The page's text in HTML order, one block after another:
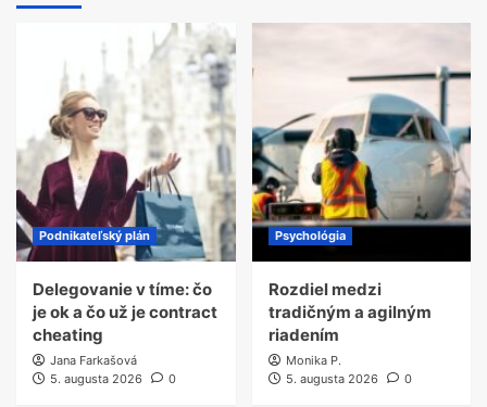
Podnikateľský plán
Delegovanie v tíme: čo
je ok a čo už je contract
cheating
Jana Farkašová
5. augusta 2026
0
Psychológia
Rozdiel medzi
tradičným a agilným
riadením
Monika P.
5. augusta 2026
0